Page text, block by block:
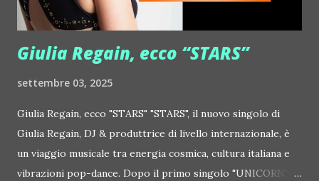
Centrale Elettrica Loco Dice ::
http://www.myspace.com/locod...
Giulia Regain, ecco “STARS”
settembre 03, 2025
Giulia Regain, ecco "STARS" "STARS", il nuovo singolo di
Giulia Regain, DJ & produttrice di livello internazionale, è
un viaggio musicale tra energia cosmica, cultura italiana e
vibrazioni pop-dance. Dopo il primo singolo "UNICORN",